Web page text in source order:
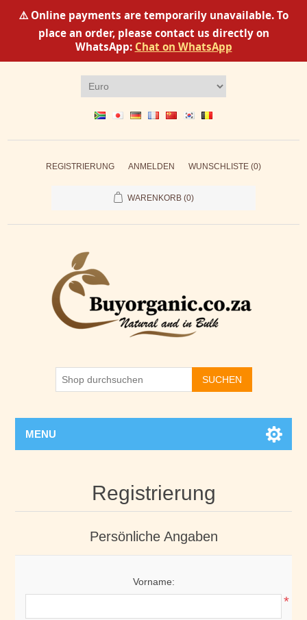
⚠️ Online payments are temporarily unavailable. To
place an order, please contact us directly on
WhatsApp: Chat on WhatsApp
REGISTRIERUNG ANMELDEN WUNSCHLISTE (0)
WARENKORB (0)
SUCHEN
MENU
Registrierung
Persönliche Angaben
Vorname:
*